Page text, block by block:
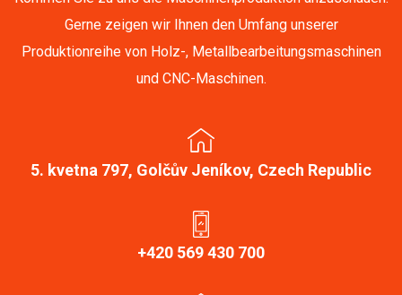
Gerne zeigen wir Ihnen den Umfang unserer
Produktionreihe von Holz-, Metallbearbeitungsmaschinen
und CNC-Maschinen.
5. kvetna 797, Golčův Jeníkov, Czech Republic
+420 569 430 700